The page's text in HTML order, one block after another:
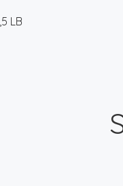
LB